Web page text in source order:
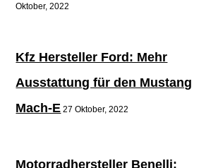
Oktober, 2022
Kfz Hersteller Ford: Mehr
Ausstattung für den Mustang
Mach-E 27 Oktober, 2022
Motorradhersteller Benelli: